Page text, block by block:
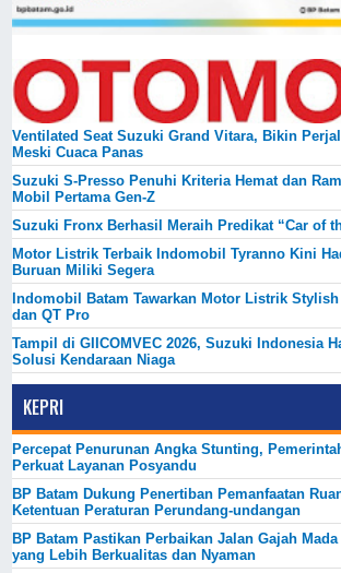
Ventilated Seat Suzuki Grand Vitara, Bikin
Meski Cuaca Panas
Suzuki S-Presso Penuhi Kriteria Hemat dan
Mobil Pertama Gen-Z
Suzuki Fronx Berhasil Meraih Predikat “Car of
Motor Listrik Terbaik Indomobil Tyranno Kini
Buruan Miliki Segera
Indomobil Batam Tawarkan Motor Listrik Stylish
dan QT Pro
Tampil di GIICOMVEC 2026, Suzuki Indonesia
Solusi Kendaraan Niaga
KEPRI
Percepat Penurunan Angka Stunting,
Perkuat Layanan Posyandu
BP Batam Dukung Penertiban Pemanfaatan
Ketentuan Peraturan Perundang-undangan
BP Batam Pastikan Perbaikan Jalan Gajah
yang Lebih Berkualitas dan Nyaman